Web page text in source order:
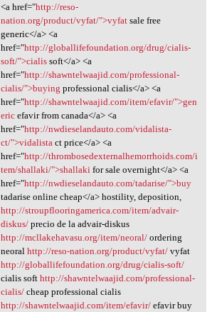
<a href="http://reso-
nation.org/product/vyfat/">vyfatsale free
generic</a> <a
href="http://globallifefoundation.org/drug/cialis-
soft/">cialissoft</a> <a
href="http://shawntelwaajid.com/professional-
cialis/">buying professional cialis</a> <a
href="http://shawntelwaajid.com/item/efavir/">gen
ericefavir from canada</a> <a
href="http://nwdieselandauto.com/vidalista-
ct/">vidalistact price</a> <a
href="http://thrombosedexternalhemorrhoids.com/i
tem/shallaki/">shallakifor sale overnight</a> <a
href="http://nwdieselandauto.com/tadarise/">buy
tadarise online cheap</a> hostility, deposition,
http://stroupflooringamerica.com/item/advair-
diskus/precio de la advair-diskus
http://mcllakehavasu.org/item/neoral/ordering
neoral http://reso-nation.org/product/vyfat/vyfat
http://globallifefoundation.org/drug/cialis-soft/
cialis soft http://shawntelwaajid.com/professional-
cialis/cheap professional cialis
http://shawntelwaajid.com/item/efavir/efavir buy